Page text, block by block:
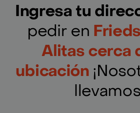
Ingresa tu
pedir en
Alitas cerca
ubicación